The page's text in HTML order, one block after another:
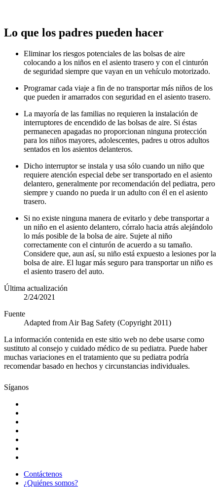
Lo que los padres pueden hacer
Eliminar los riesgos potenciales de las bolsas de aire
colocando a los niños en el asiento trasero y con el cinturón
de seguridad siempre que vayan en un vehículo motorizado.
Programar cada viaje a fin de no transportar más niños de los
que pueden ir amarrados con seguridad en el asiento trasero.
La mayoría de las familias no requieren la instalación de
interruptores de encendido de las bolsas de aire. Si éstas
permanecen apagadas no proporcionan ninguna protección
para los niños mayores, adolescentes, padres u otros adultos
sentados en los asientos delanteros.
Dicho interruptor se instala y usa sólo cuando un niño que
requiere atención especial debe ser transportado en el asiento
delantero, generalmente por recomendación del pediatra, pero
siempre y cuando no pueda ir un adulto con él en el asiento
trasero.
Si no existe ninguna manera de evitarlo y debe transportar a
un niño en el asiento delantero, córralo hacia atrás alejándolo
lo más posible de la bolsa de aire. Sujete al niño
correctamente con el cinturón de acuerdo a su tamaño.
Considere que, aun así, su niño está expuesto a lesiones por la
bolsa de aire. El lugar más seguro para transportar un niño es
el asiento trasero del auto.
Última actualización
2/24/2021
Fuente
Adapted from Air Bag Safety (Copyright 2011)
La información contenida en este sitio web no debe usarse como
sustituto al consejo y cuidado médico de su pediatra. Puede haber
muchas variaciones en el tratamiento que su pediatra podría
recomendar basado en hechos y circunstancias individuales.
Síganos
Contáctenos
¿Quiénes somos?